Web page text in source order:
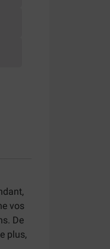
vos
De
plus,